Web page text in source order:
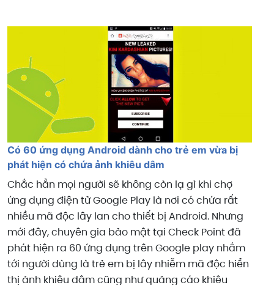
Có 60 ứng dụng Android dành cho trẻ em vừa bị
phát hiện có chứa ảnh khiêu dâm
Chắc hẳn mọi người sẽ không còn lạ gì khi chợ
ứng dụng điện tử Google Play là nơi có chứa rất
nhiều mã độc lây lan cho thiết bị Android. Nhưng
mới đây, chuyên gia bảo mật tại Check Point đã
phát hiện ra 60 ứng dụng trên Google play nhắm
tới người dùng là trẻ em bị lây nhiễm mã độc hiển
thị ảnh khiêu dâm cũng như quảng cáo khiêu